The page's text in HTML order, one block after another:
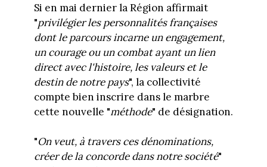
Si en mai dernier la Région affirmait
"privilégier les personnalités françaises
dont le parcours incarne un engagement,
un courage ou un combat ayant un lien
direct avec l'histoire, les valeurs et le
destin de notre pays", la collectivité
compte bien inscrire dans le marbre
cette nouvelle "méthode" de désignation.
"On veut, à travers ces dénominations,
créer de la concorde dans notre société"